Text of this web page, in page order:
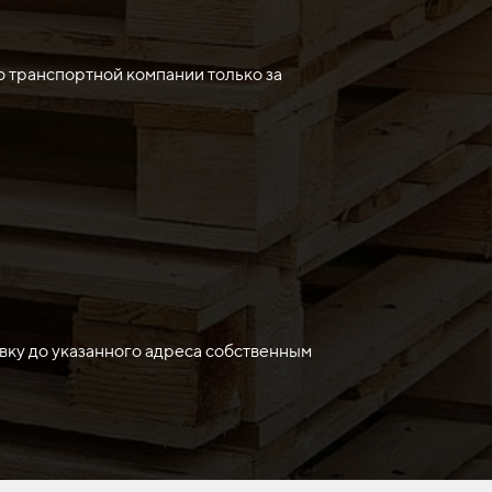
компании только за
до указанного адреса собственным
в зависимости от нужд пользователя.
приготовления пищи. Благодаря своему
различных материалов, таких как
с рукоделием, текстилем или
расчленения и обработки улова, а также
задач выживания, таких как
по дереву, изготовление инструментов